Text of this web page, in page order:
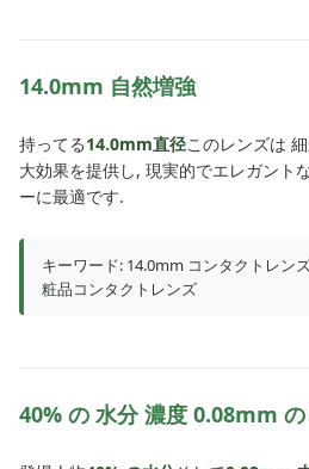
14.0mm 自然増強
持ってる14.0mm直径このレンズは
大効果を提供し, 現実的でエレガント
ーに最適です.
キーワード: 14.0mm コンタクトレン
粧品コンタクトレンズ
40% の 水分 濃度 0.08mm の